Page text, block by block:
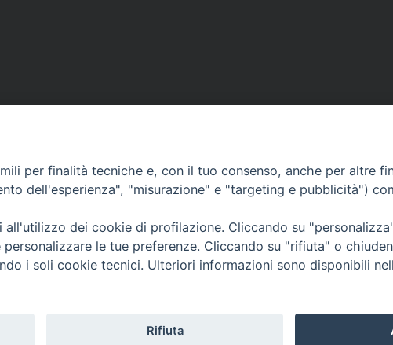
Contatti & Info
C.ne Aurelia, 50 – 00165 Roma
Scrivi a: cnvf@chiesacattolica.it
Privacy Policy
per finalità tecniche e, con il tuo consenso, anche per altre
dell'esperienza", "misurazione" e "targeting e pubblicità")
dei cookie di profilazione. Cliccando su
le tue preferenze. Cliccando su "rifiuta" o
i soli cookie tecnici. Ulteriori informazioni sono disponibili
Rifiuta